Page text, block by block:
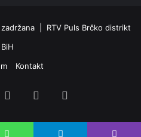
| RTV Puls Brčko distrikt
BiH
Kontakt
YouTubeInstagram